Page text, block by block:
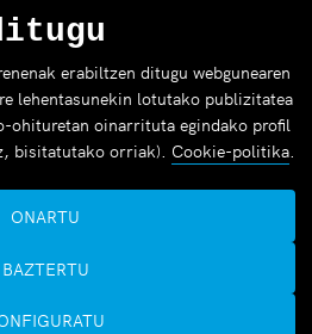
erabiltzen ditugu webgunearen
lehentasunekin lotutako publizitatea
ohituretan oinarrituta egindako profil
bisitatutako orriak). Cookie-politika.
BAZTERTU
ONARTU